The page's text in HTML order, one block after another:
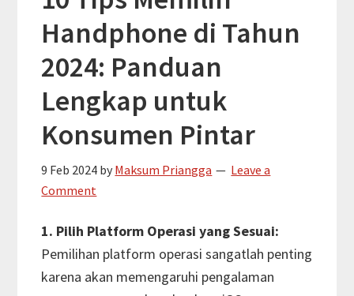
Menjalani
dengan
Sukses
Handphone di Tahun
2024: Panduan
Lengkap untuk
Konsumen Pintar
9 Feb 2024 by Maksum Priangga
Leave a
Comment
1. Pilih Platform Operasi yang Sesuai:
Pemilihan platform operasi sangatlah penting
karena akan memengaruhi pengalaman